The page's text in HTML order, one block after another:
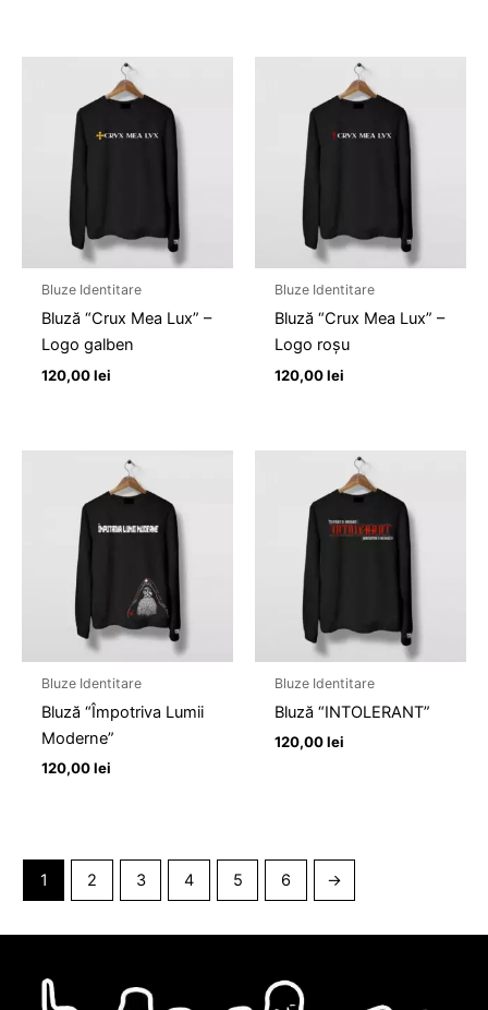
Bluze Identitare
Bluză “Crux Mea Lux” –
Logo galben
120,00lei
Bluze Identitare
Bluză “Crux Mea Lux” –
Logo roșu
120,00lei
Bluze Identitare
Bluză “Împotriva Lumii
Moderne”
120,00lei
Bluze Identitare
Bluză “INTOLERANT”
120,00lei
1 2 3 4 5 6 →